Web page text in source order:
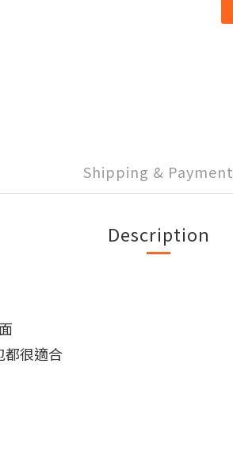
Shipping & Payment
Description
都很適合